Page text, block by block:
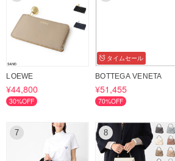
LOEWE
¥44,800
30%OFF
タイムセール
BOTTEGA VENETA
¥51,455
70%OFF
7 8